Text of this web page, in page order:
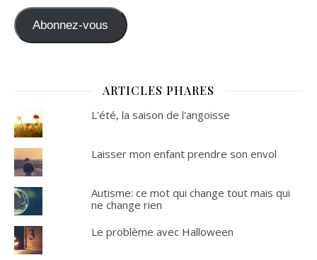
Abonnez-vous
ARTICLES PHARES
L'été, la saison de l'angoisse
Laisser mon enfant prendre son envol
Autisme: ce mot qui change tout mais qui
ne change rien
Le problème avec Halloween